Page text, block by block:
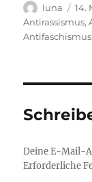
Autor
luna
am
14.
Antirassismus,
Antifaschismus
Deine E-Mail-
Erforderliche